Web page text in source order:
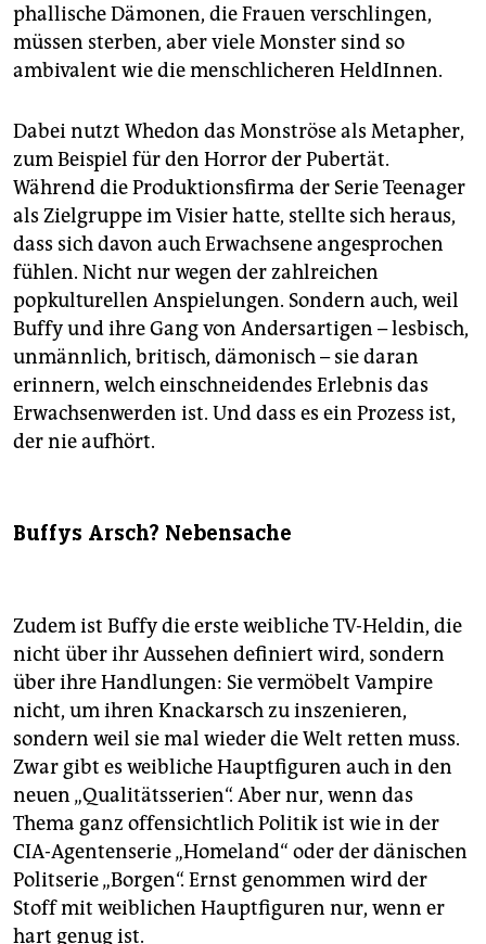
phallische Dämonen, die Frauen verschlingen,
müssen sterben, aber viele Monster sind so
ambivalent wie die menschlicheren HeldInnen.
Dabei nutzt Whedon das Monströse als Metapher,
zum Beispiel für den Horror der Pubertät.
Während die Produktionsfirma der Serie Teenager
als Zielgruppe im Visier hatte, stellte sich heraus,
dass sich davon auch Erwachsene angesprochen
fühlen. Nicht nur wegen der zahlreichen
popkulturellen Anspielungen. Sondern auch, weil
Buffy und ihre Gang von Andersartigen – lesbisch,
unmännlich, britisch, dämonisch – sie daran
erinnern, welch einschneidendes Erlebnis das
Erwachsenwerden ist. Und dass es ein Prozess ist,
der nie aufhört.
Buffys Arsch? Nebensache
Zudem ist Buffy die erste weibliche TV-Heldin, die
nicht über ihr Aussehen definiert wird, sondern
über ihre Handlungen: Sie vermöbelt Vampire
nicht, um ihren Knackarsch zu inszenieren,
sondern weil sie mal wieder die Welt retten muss.
Zwar gibt es weibliche Hauptfiguren auch in den
neuen „Qualitätsserien“. Aber nur, wenn das
Thema ganz offensichtlich Politik ist wie in der
CIA-Agentenserie „Homeland“ oder der dänischen
Politserie „Borgen“. Ernst genommen wird der
Stoff mit weiblichen Hauptfiguren nur, wenn er
hart genug ist.